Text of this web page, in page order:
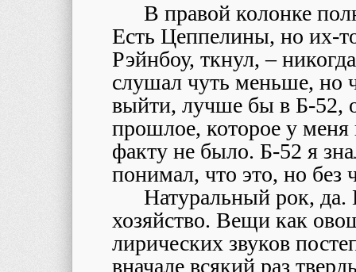
В правой колонке
Есть Цеппелины, но их-
Рэйнбоу, ткнул, –
слушал чуть меньше, но
выйти, лучше бы в Б-52,
прошлое, которое у
факту не было. Б-52 я
понимал, что это, но без
Натуральный рок, да.
хозяйство. Вещи как
лирических звуков
вначале всякий раз